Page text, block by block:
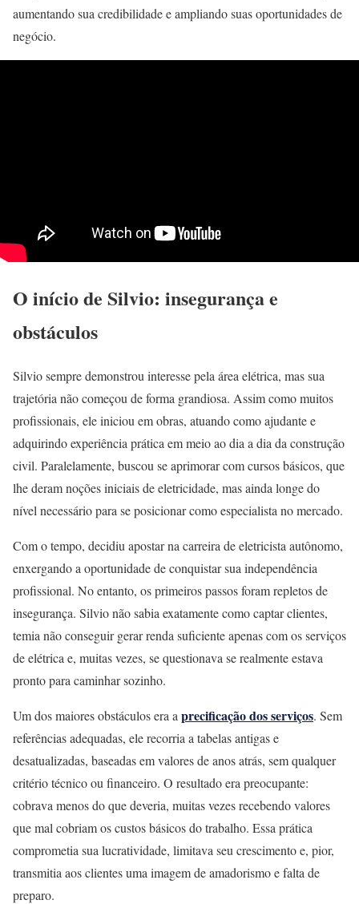
aumentando sua credibilidade e ampliando suas oportunidades de
negócio.
O início de Silvio: insegurança e
obstáculos
Silvio sempre demonstrou interesse pela área elétrica, mas sua
trajetória não começou de forma grandiosa. Assim como muitos
profissionais, ele iniciou em obras, atuando como ajudante e
adquirindo experiência prática em meio ao dia a dia da construção
civil. Paralelamente, buscou se aprimorar com cursos básicos, que
lhe deram noções iniciais de eletricidade, mas ainda longe do
nível necessário para se posicionar como especialista no mercado.
Com o tempo, decidiu apostar na carreira de eletricista autônomo,
enxergando a oportunidade de conquistar sua independência
profissional. No entanto, os primeiros passos foram repletos de
insegurança. Silvio não sabia exatamente como captar clientes,
temia não conseguir gerar renda suficiente apenas com os serviços
de elétrica e, muitas vezes, se questionava se realmente estava
pronto para caminhar sozinho.
Um dos maiores obstáculos era a precificação dos serviços. Sem
referências adequadas, ele recorria a tabelas antigas e
desatualizadas, baseadas em valores de anos atrás, sem qualquer
critério técnico ou financeiro. O resultado era preocupante:
cobrava menos do que deveria, muitas vezes recebendo valores
que mal cobriam os custos básicos do trabalho. Essa prática
comprometia sua lucratividade, limitava seu crescimento e, pior,
transmitia aos clientes uma imagem de amadorismo e falta de
preparo.